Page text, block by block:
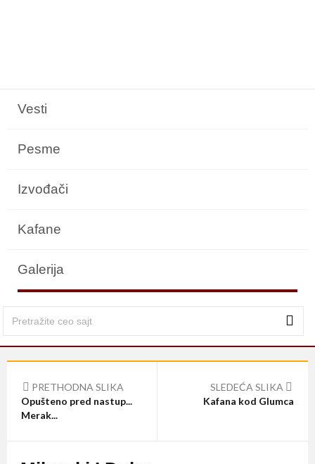
Vesti
Pesme
Izvođači
Kafane
Galerija
PRETHODNA SLIKA
Opušteno pred nastup...
Merak...
SLEDEĆA SLIKA
Kafana kod Glumca